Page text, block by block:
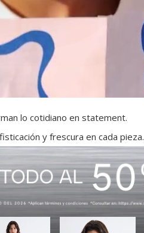
lo cotidiano en statement.
y frescura en cada pieza.